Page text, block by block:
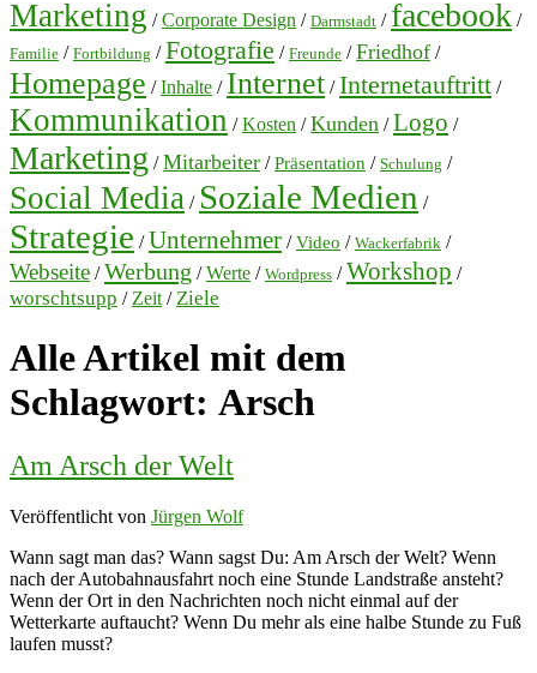
Marketing /Corporate Design / Darmstadt / facebook /
Familie / Fortbildung /Fotografie / Freunde /Friedhof /
Homepage /Inhalte / Internet /Internetauftritt /
Kommunikation /Kosten /Kunden /Logo /
Marketing /Mitarbeiter /Präsentation / Schulung /
Social Media / Soziale Medien /
Strategie /Unternehmer /Video / Wackerfabrik /
Webseite /Werbung /Werte / Wordpress /Workshop /
worschtsupp / Zeit / Ziele
Alle Artikel mit dem
Schlagwort: Arsch
Am Arsch der Welt
Veröffentlicht von Jürgen Wolf
Wann sagt man das? Wann sagst Du: Am Arsch der Welt? Wenn
nach der Autobahnausfahrt noch eine Stunde Landstraße ansteht?
Wenn der Ort in den Nachrichten noch nicht einmal auf der
Wetterkarte auftaucht? Wenn Du mehr als eine halbe Stunde zu Fuß
laufen musst?